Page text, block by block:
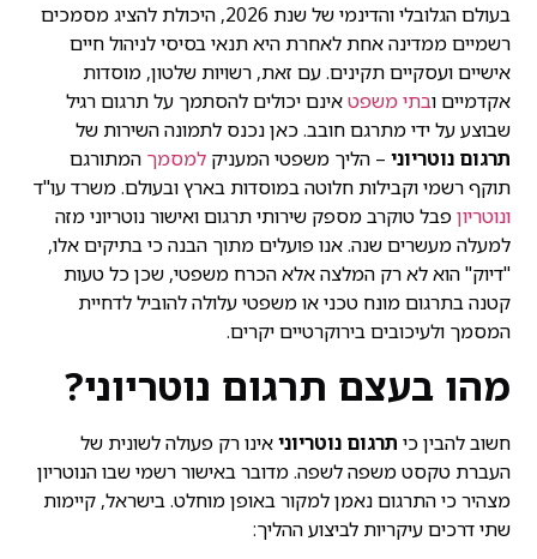
בעולם הגלובלי והדינמי של שנת 2026, היכולת להציג מסמכים
רשמיים ממדינה אחת לאחרת היא תנאי בסיסי לניהול חיים
אישיים ועסקיים תקינים. עם זאת, רשויות שלטון, מוסדות
אקדמיים ובתי משפטאינם יכולים להסתמך על תרגום רגיל
שבוצע על ידי מתרגם חובב. כאן נכנס לתמונה השירות של
תרגום נוטריוני – הליך משפטי המעניקלמסמך המתורגם
תוקף רשמי וקבילות חלוטה במוסדות בארץ ובעולם. משרד עו"ד
ונוטריוןפבל טוקרב מספק שירותי תרגום ואישור נוטריוני מזה
למעלה מעשרים שנה. אנו פועלים מתוך הבנה כי בתיקים אלו,
"דיוק" הוא לא רק המלצה אלא הכרח משפטי, שכן כל טעות
קטנה בתרגום מונח טכני או משפטי עלולה להוביל לדחיית
המסמך ולעיכובים בירוקרטיים יקרים.
מהו בעצם תרגום נוטריוני?
חשוב להבין כי תרגום נוטריוניאינו רק פעולה לשונית של
העברת טקסט משפה לשפה. מדובר באישור רשמי שבו הנוטריון
מצהיר כי התרגום נאמן למקור באופן מוחלט. בישראל, קיימות
שתי דרכים עיקריות לביצוע ההליך: